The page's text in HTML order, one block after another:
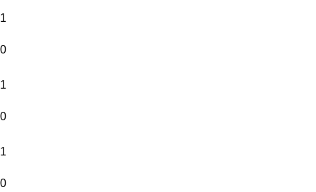
1
0
1
0
1
0